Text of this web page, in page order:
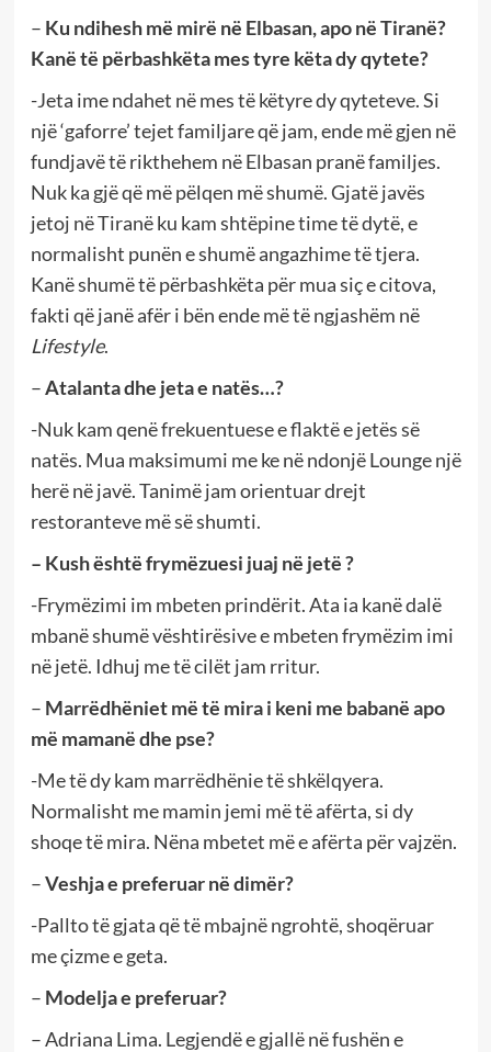
– Ku ndihesh më mirë në Elbasan, apo në Tiranë?
Kanë të përbashkëta mes tyre këta dy qytete?
-Jeta ime ndahet në mes të këtyre dy qyteteve. Si
një ‘gaforre’ tejet familjare që jam, ende më gjen në
fundjavë të rikthehem në Elbasan pranë familjes.
Nuk ka gjë që më pëlqen më shumë. Gjatë javës
jetoj në Tiranë ku kam shtëpine time të dytë, e
normalisht punën e shumë angazhime të tjera.
Kanë shumë të përbashkëta për mua siç e citova,
fakti që janë afër i bën ende më të ngjashëm në
Lifestyle.
–Atalanta dhe jeta e natës…?
-Nuk kam qenë frekuentuese e flaktë e jetës së
natës. Mua maksimumi me ke në ndonjë Lounge një
herë në javë. Tanimë jam orientuar drejt
restoranteve më së shumti.
– Kush është frymëzuesi juaj në jetë ?
-Frymëzimi im mbeten prindërit. Ata ia kanë dalë
mbanë shumë vështirësive e mbeten frymëzim imi
në jetë. Idhuj me të cilët jam rritur.
– Marrëdhëniet më të mira i keni me babanë apo
më mamanë dhe pse?
-Me të dy kam marrëdhënie të shkëlqyera.
Normalisht me mamin jemi më të afërta, si dy
shoqe të mira. Nëna mbetet më e afërta për vajzën.
–Veshja e preferuar në dimër?
-Pallto të gjata që të mbajnë ngrohtë, shoqëruar
me çizme e geta.
– Modelja e preferuar?
– Adriana Lima. Legjendë e gjallë në fushën e